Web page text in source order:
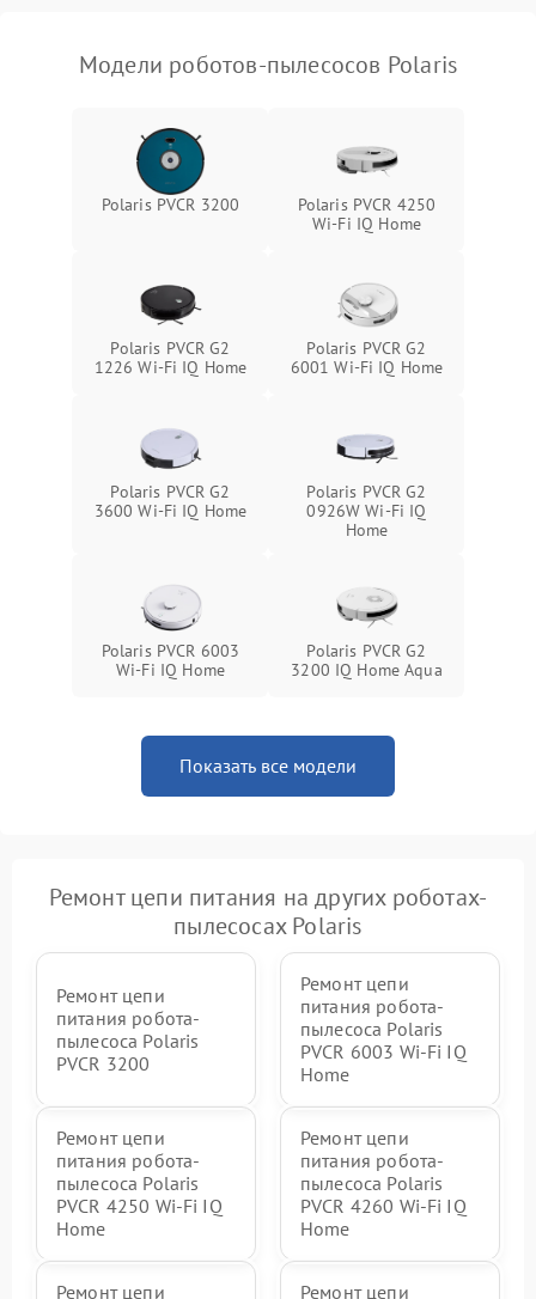
Модели роботов-пылесосов Polaris
Polaris PVCR 3200
Polaris PVCR 4250
Wi-Fi IQ Home
Polaris PVCR G2
1226 Wi-Fi IQ Home
Polaris PVCR G2
6001 Wi-Fi IQ Home
Polaris PVCR G2
3600 Wi-Fi IQ Home
Polaris PVCR G2
0926W Wi-Fi IQ
Home
Polaris PVCR 6003
Wi-Fi IQ Home
Polaris PVCR G2
3200 IQ Home Aqua
Показать все модели
Ремонт цепи питания на других роботах-
пылесосах Polaris
Ремонт цепи
питания робота-
пылесоса Polaris
PVCR 3200
Ремонт цепи
питания робота-
пылесоса Polaris
PVCR 6003 Wi-Fi IQ
Home
Ремонт цепи
питания робота-
пылесоса Polaris
PVCR 4250 Wi-Fi IQ
Home
Ремонт цепи
питания робота-
пылесоса Polaris
PVCR 4260 Wi-Fi IQ
Home
Ремонт цепи
Ремонт цепи